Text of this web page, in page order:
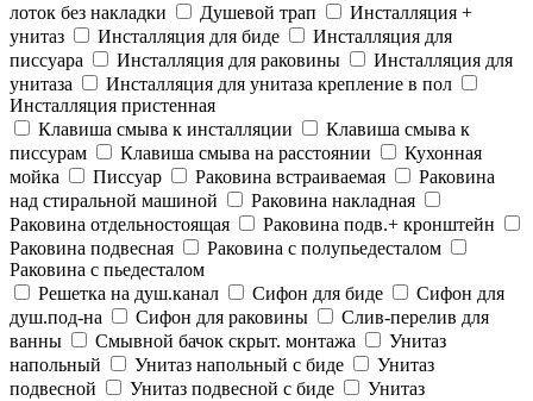
лоток без накладки
Душевой трап
Инсталляция +
унитаз
Инсталляция для биде
Инсталляция для
писсуара
Инсталляция для раковины
Инсталляция для
унитаза
Инсталляция для унитаза крепление в пол
Инсталляция пристенная
Клавиша смыва к инсталляции
Клавиша смыва к
писсурам
Клавиша смыва на расстоянии
Кухонная
мойка
Писсуар Раковина встраиваемая
Раковина
над стиральной машиной
Раковина накладная
Раковина отдельностоящая
Раковина подв.+ кронштейн
Раковина подвесная
Раковина с полупьедесталом
Раковина с пьедесталом
Решетка на душ.канал
Сифон для биде
Сифон для
душ.под-на
Сифон для раковины
Слив-перелив для
ванны
Смывной бачок скрыт. монтажа
Унитаз
напольный
Унитаз напольный с биде
Унитаз
подвесной
Унитаз подвесной с биде
Унитаз